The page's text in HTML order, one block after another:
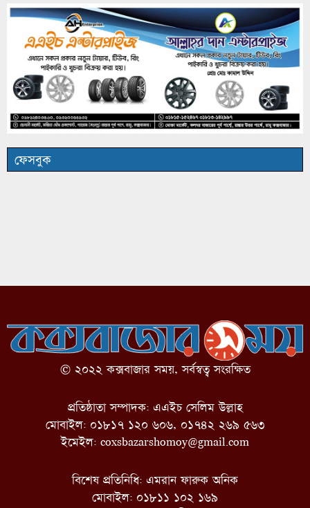
ফেসবুক
© ২০২২ কক্সবাজার সময়, সর্বস্বত্ব সংরক্ষিত
প্রতিষ্ঠাতা সম্পাদক: এএইচ সেলিম উল্লাহ
মোবাইল: ০১৮১৭ ১২০ ৬০৬, ০১৭৪২ ২৬৯ ৫৬৩
ইমেইল: coxsbazarshomoy@gmail.com
বিশেষ প্রতিনিধি: এমরান ফারুক অনিক
মোবাইল: ০১৮১১ ১০২ ১৬৯